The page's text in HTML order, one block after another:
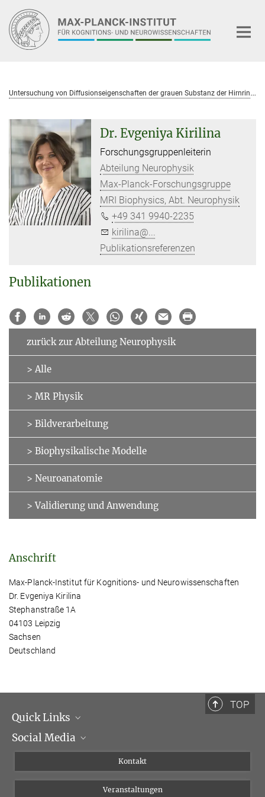
Hauptinhalt
U
ntersuchung von Diffusionseigenschaften der grauen Substanz der Hirnrinde mit diffusionsgewichteter Bildgebung mit einem 180°-Inversionspuls (IR-DWI)
Dr. Evgeniya Kirilina
Forschungsgruppenleiterin
Abteilung Neurophysik
Max-Planck-Forschungsgruppe
MRI Biophysics, Abt. Neurophysik
+49 341 9940-2235
kirilina@...
Publikationsreferenzen
Publikationen
zurück zur Abteilung Neurophysik
> Alle
> MR Physik
> Bildverarbeitung
> Biophysikalische Modelle
> Neuroanatomie
> Validierung und Anwendung
Anschrift
Max-Planck-Institut für Kognitions- und Neurowissenschaften
Dr. Evgeniya Kirilina
Stephanstraße 1A
04103 Leipzig
Sachsen
Deutschland
TOP
Quick Links
Institutsleitung
Social Media
Kontakt
Veranstaltungen